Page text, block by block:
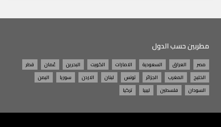
مطربين حسب الدول
مصر العراق السعودية الامارات الكويت البحرين عُمان
قطر
الخليج
المغرب الجزائر تونس لبنان الاردن سوريا
اليمن
السودان
فلسطين ليبيا تركيا